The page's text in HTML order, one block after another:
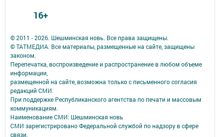
© 2011 - 2026. Шешминская новь. Все права защищены.
© ТАТМЕДИА. Все материалы, размещенные на сайте, защищены
законом.
Перепечатка, воспроизведение и распространение в любом объеме
информации,
размещенной на сайте, возможна только с письменного согласия
редакций СМИ.
При поддержке Республиканского агентства по печати и массовым
коммуникациям.
Наименование СМИ: Шешминская новь
СМИ зарегистрировано Федеральной службой по надзору в сфере
связи,
16+